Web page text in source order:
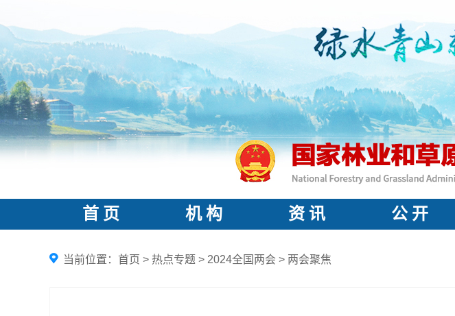
首 页 机 构 资 讯 公 开
当前位置： 首页 > 热点专题 > 2024全国两会 > 两会聚焦